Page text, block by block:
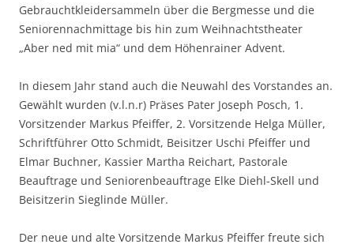
Gebrauchtkleidersammeln über die Bergmesse und die
Seniorennachmittage bis hin zum Weihnachtstheater
„Aber ned mit mia“ und dem Höhenrainer Advent.
In diesem Jahr stand auch die Neuwahl des Vorstandes an.
Gewählt wurden (v.l.n.r) Präses Pater Joseph Posch, 1.
Vorsitzender Markus Pfeiffer, 2. Vorsitzende Helga Müller,
Schriftführer Otto Schmidt, Beisitzer Uschi Pfeiffer und
Elmar Buchner, Kassier Martha Reichart, Pastorale
Beauftrage und Seniorenbeauftrage Elke Diehl-Skell und
Beisitzerin Sieglinde Müller.
Der neue und alte Vorsitzende Markus Pfeiffer freute sich